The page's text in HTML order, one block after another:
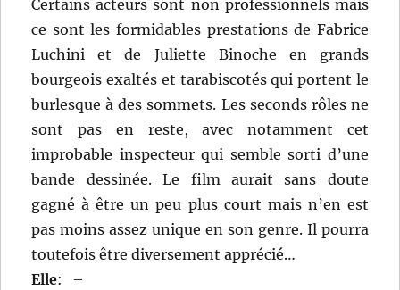
Certains acteurs sont non professionnels mais
ce sont les formidables prestations de Fabrice
Luchini et de Juliette Binoche en grands
bourgeois exaltés et tarabiscotés qui portent le
burlesque à des sommets. Les seconds rôles ne
sont pas en reste, avec notamment cet
improbable inspecteur qui semble sorti d’une
bande dessinée. Le film aurait sans doute
gagné à être un peu plus court mais n’en est
pas moins assez unique en son genre. Il pourra
toutefois être diversement apprécié…
Elle:
–